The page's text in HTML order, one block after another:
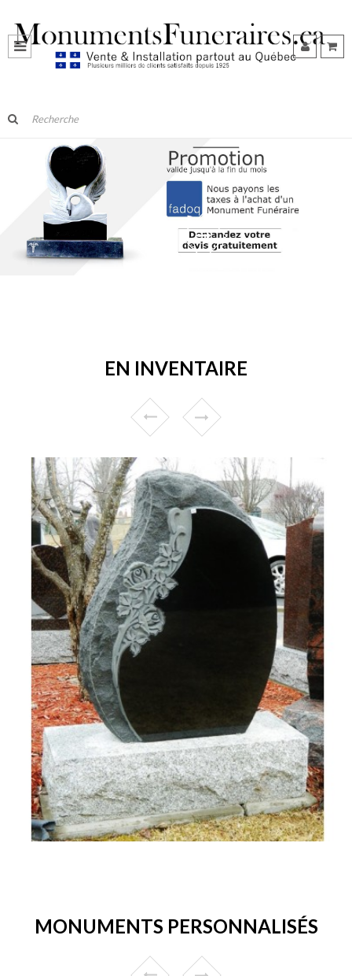
EN INVENTAIRE
MONUMENTS PERSONNALISÉS